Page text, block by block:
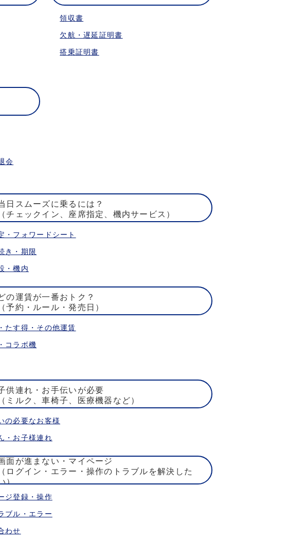
領収書
欠航・遅延証明書
搭乗証明書
会
日スムーズに乗るには？
（チェックイン、座席指定、機内サービス）
・フォワードシート
き・期限
・機内
の運賃が一番おトク？
（予約・ルール・発売日）
たす得・その他運賃
コラボ機
供連れ・お手伝いが必要
（ミルク、車椅子、医療機器など）
の必要なお客様
・お子様連れ
面が進まない・マイページ
（ログイン・エラー・操作のトラブルを解決した
）
ジ登録・操作
ブル・エラー
わせ